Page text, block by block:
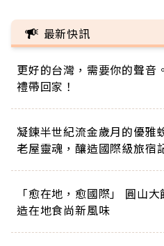
最新快訊
更好的台灣，需要你的聲音
禮帶回家！
凝鍊半世紀流金歲月的優雅
老屋靈魂，釀造國際級旅宿
「愈在地，愈國際」 圓山
造在地食尚新風味